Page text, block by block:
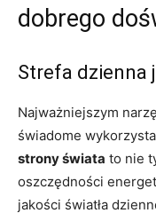
dobrego
Strefa dzienna
Najważniejszym
świadome
strony świata to nie
oszczędności
jakości światła